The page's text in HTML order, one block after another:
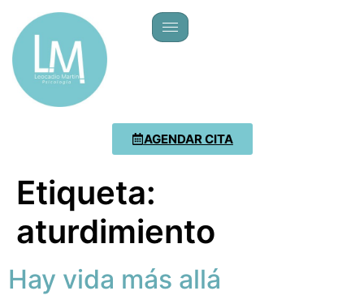
AGENDAR CITA
Etiqueta:
aturdimiento
Hay vida más allá